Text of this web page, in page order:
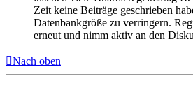
Zeit keine Beiträge geschrieben
Datenbankgröße zu verringern.
erneut und nimm aktiv an den
Nach oben